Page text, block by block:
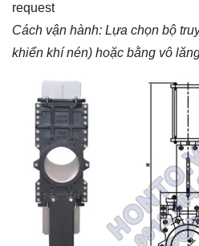
request
Cách vận hành: Lựa chọn bộ
khiển khí nén) hoặc bằng vô